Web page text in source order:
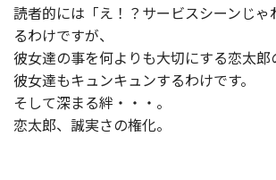
読者的には「え！？サービスシーンじゃ
るわけですが、
彼女達の事を何よりも大切にする恋太郎
彼女達もキュンキュンするわけです。
そして深まる絆・・・。
恋太郎、誠実さの権化。